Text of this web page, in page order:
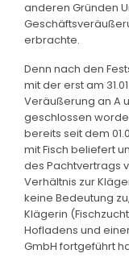
anderen Gründen
erbrachte.
Denn nach den
mit der erst am
Veräußerung an A
geschlossen
bereits seit dem
mit Fisch beliefert
des Pachtvertrags
Verhältnis zur
keine Bedeutung
Klägerin
Hofladens und
GmbH fortgeführt